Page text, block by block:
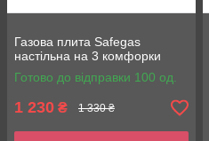
Газова плита Safegas
настільна на 3 комфорки
Готово до відправки 100 од.
1 230 ₴ 1 330 ₴